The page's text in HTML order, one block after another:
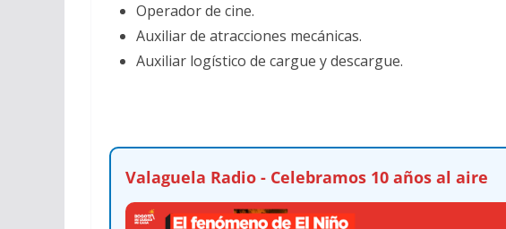
Operador de cine.
Auxiliar de atracciones mecánicas.
Auxiliar logístico de cargue y descargue.
Valaguela Radio - Celebramos 10 años al aire